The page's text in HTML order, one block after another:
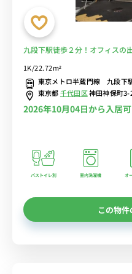
九段下駅徒歩２分！オフィス
1K/22.72m²
東京メトロ半蔵門線 九段下
東京都千代田区神田神保町3-
2026年10月04日から入居可
バストイレ別 室内洗濯機 オ
この物